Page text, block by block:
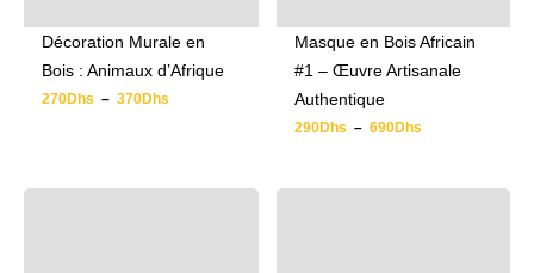
Décoration Murale en
Bois : Animaux d’Afrique
270Dhs – 370Dhs
Masque en Bois Africain
#1 – Œuvre Artisanale
Authentique
290Dhs – 690Dhs